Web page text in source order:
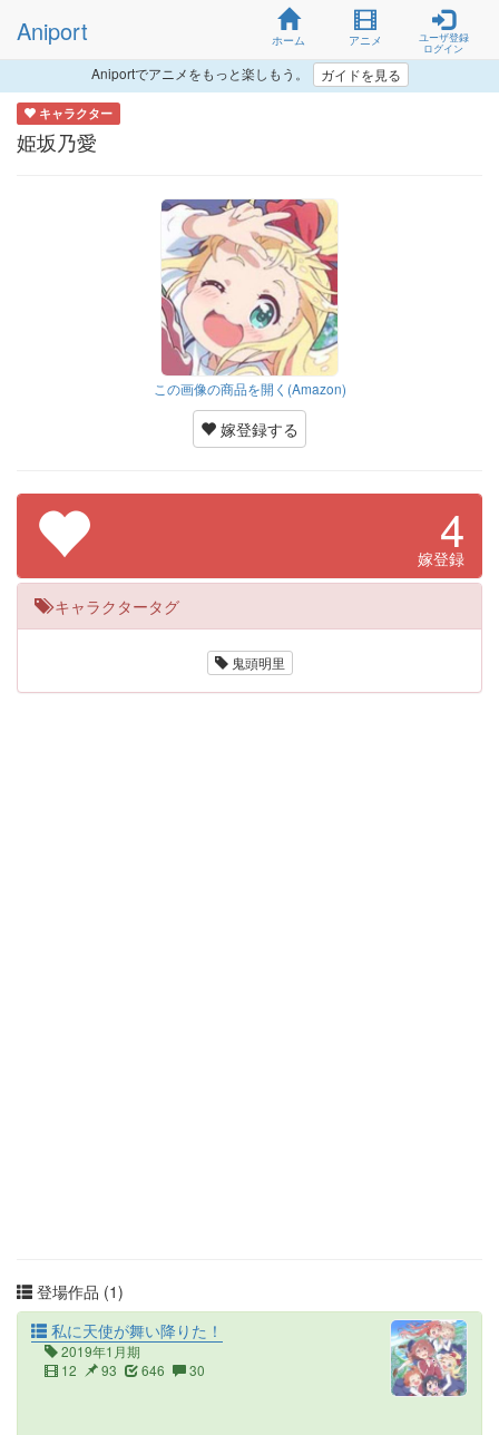
Aniport ホーム アニメ
ユーザ登録
ログイン
Aniportでアニメをもっと楽しもう。 ガイドを見る
キャラクター
姫坂乃愛
この画像の商品を開く(Amazon)
嫁登録する
4
嫁登録
キャラクタータグ
鬼頭明里
登場作品 (1)
私に天使が舞い降りた！
2019年1月期
12
93 646 30